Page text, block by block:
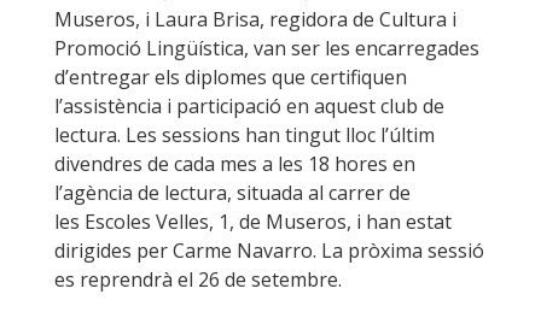
Museros, i Laura Brisa, regidora de Cultura i
Promoció Lingüística, van ser les encarregades
d’entregar els diplomes que certifiquen
l’assistència i participació en aquest club de
lectura. Les sessions han tingut lloc l’últim
divendres de cada mes a les 18 hores en
l’agència de lectura, situada al carrer de
les Escoles Velles, 1, de Museros, i han estat
dirigides per Carme Navarro. La pròxima sessió
es reprendrà el 26 de setembre.